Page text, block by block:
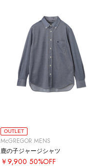
OUTLET
McGREGOR MENS
鹿の子ジャージシャツ
￥9,900 50%OFF